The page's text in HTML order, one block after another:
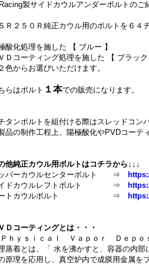
製サイドカウルアンダーボルトのご
Ｒ２５０Ｒ純正カウル用のボルトを６４
酸化処理を施した 【 ブルー 】
Ｄコーティング処理を施した 【 ブラック
色からお選びいただけます。
らはボルト １本での販売になります。
タンボルトを組付ける際はスレッドコン
品の制作工程上、陽極酸化やPVDコーテ
他純正カウル用ボルトはコチラから↓↓↓
パーカウルセンターボルト ⇒
ドカウルレフトボルト ⇒
トカウルボルト
⇒
Ｄコーティングとは・・・
ｈｙｓｉｃａｌ Ｖａｐｏｒ Ｄｅｐｏ
蒸着とは、「 水を沸かすと、容器の内部
原理を応用し、真空炉内で成膜用金属を